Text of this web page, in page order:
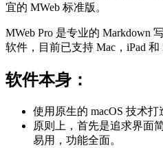
宜的 MWeb 标准版。
MWeb Pro 是专业的 Markdown
软件，目前已支持 Mac，iPad 和
软件本身：
使用原生的 macOS 技术
原则上，首先是追求界面
易用，功能全面。